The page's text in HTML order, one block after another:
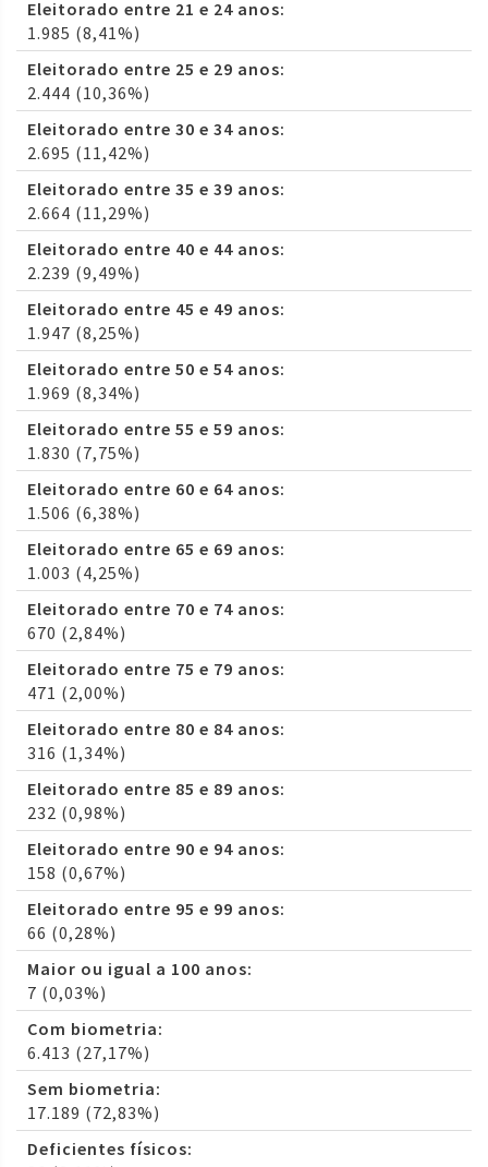
Eleitorado entre 21 e 24 anos:
1.985 (8,41%)
Eleitorado entre 25 e 29 anos:
2.444 (10,36%)
Eleitorado entre 30 e 34 anos:
2.695 (11,42%)
Eleitorado entre 35 e 39 anos:
2.664 (11,29%)
Eleitorado entre 40 e 44 anos:
2.239 (9,49%)
Eleitorado entre 45 e 49 anos:
1.947 (8,25%)
Eleitorado entre 50 e 54 anos:
1.969 (8,34%)
Eleitorado entre 55 e 59 anos:
1.830 (7,75%)
Eleitorado entre 60 e 64 anos:
1.506 (6,38%)
Eleitorado entre 65 e 69 anos:
1.003 (4,25%)
Eleitorado entre 70 e 74 anos:
670 (2,84%)
Eleitorado entre 75 e 79 anos:
471 (2,00%)
Eleitorado entre 80 e 84 anos:
316 (1,34%)
Eleitorado entre 85 e 89 anos:
232 (0,98%)
Eleitorado entre 90 e 94 anos:
158 (0,67%)
Eleitorado entre 95 e 99 anos:
66 (0,28%)
Maior ou igual a 100 anos:
7 (0,03%)
Com biometria:
6.413 (27,17%)
Sem biometria:
17.189 (72,83%)
Deficientes físicos: